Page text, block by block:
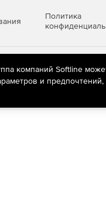
Политика
технологии
находящихся на
компаний Softline
и предпочтений,